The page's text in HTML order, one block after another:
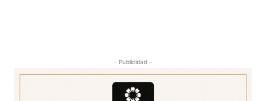
- Publicidad -